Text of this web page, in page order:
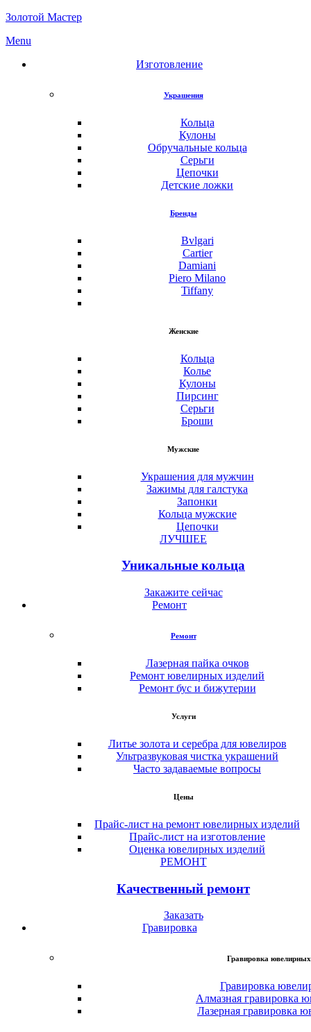
Золотой Мастер
Menu
Изготовление
Украшения
Кольца
Кулоны
Обручальные кольца
Серьги
Цепочки
Детские ложки
Бренды
Bvlgari
Cartier
Damiani
Piero Milano
Tiffany
Женские
Кольца
Колье
Кулоны
Пирсинг
Серьги
Броши
Мужские
Украшения для мужчин
Зажимы для галстука
Запонки
Кольца мужские
Цепочки
ЛУЧШЕЕ
Уникальные кольца
Закажите сейчас
Ремонт
Ремонт
Лазерная пайка очков
Ремонт ювелирных изделий
Ремонт бус и бижутерии
Услуги
Литье золота и серебра для ювелиров
Ультразвуковая чистка украшений
Часто задаваемые вопросы
Цены
Прайс-лист на ремонт ювелирных изделий
Прайс-лист на изготовление
Оценка ювелирных изделий
РЕМОНТ
Качественный ремонт
Заказать
Гравировка
Гравировка ювелирных
Гравировка
Алмазная гравировка
Лазерная гравировка